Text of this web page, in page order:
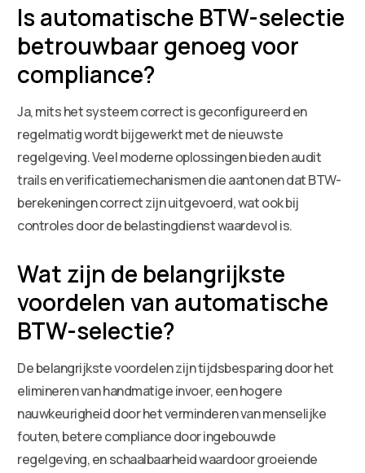
Is automatische BTW-selectie
betrouwbaar genoeg voor
compliance?
Ja, mits het systeem correct is geconfigureerd en
regelmatig wordt bijgewerkt met de nieuwste
regelgeving. Veel moderne oplossingen bieden audit
trails en verificatiemechanismen die aantonen dat BTW-
berekeningen correct zijn uitgevoerd, wat ook bij
controles door de belastingdienst waardevol is.
Wat zijn de belangrijkste
voordelen van automatische
BTW-selectie?
De belangrijkste voordelen zijn tijdsbesparing door het
elimineren van handmatige invoer, een hogere
nauwkeurigheid door het verminderen van menselijke
fouten, betere compliance door ingebouwde
regelgeving, en schaalbaarheid waardoor groeiende